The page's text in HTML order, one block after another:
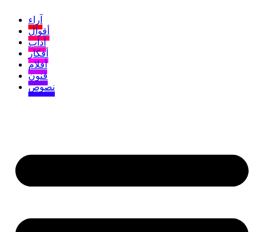
آراء
أقوال
آداب
أفكار
أفلام
فنون
نصوص